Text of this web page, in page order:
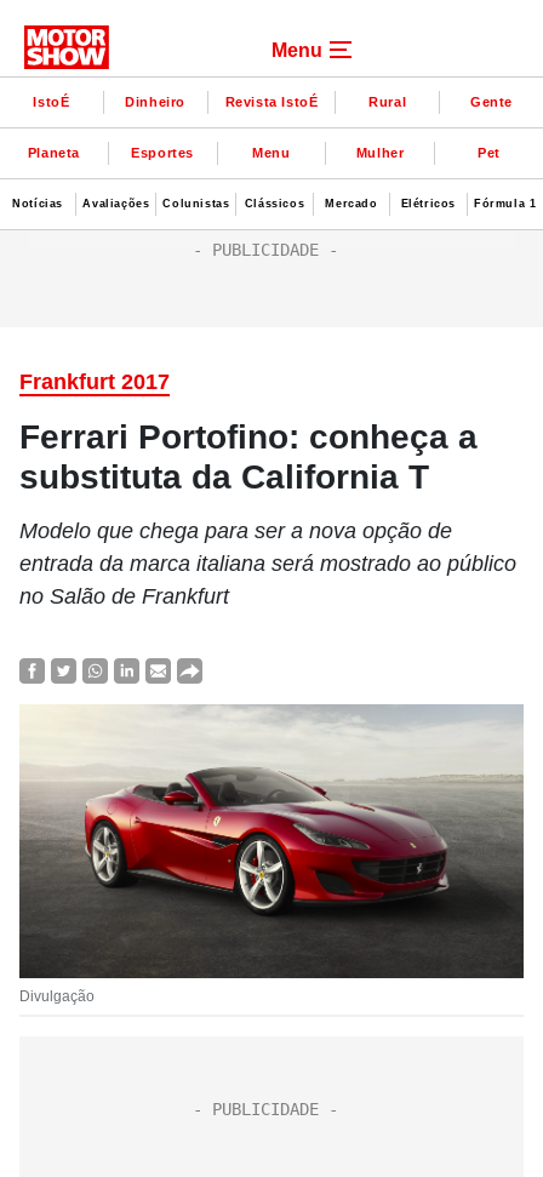
Menu
IstoÉ Dinheiro Revista IstoÉ Rural Gente
Planeta Esportes Menu Mulher Pet
Notícias Avaliações Colunistas Clássicos Mercado Elétricos Fórmula 1
Frankfurt 2017
Ferrari Portofino: conheça a
substituta da California T
Modelo que chega para ser a nova opção de
entrada da marca italiana será mostrado ao público
no Salão de Frankfurt
Divulgação